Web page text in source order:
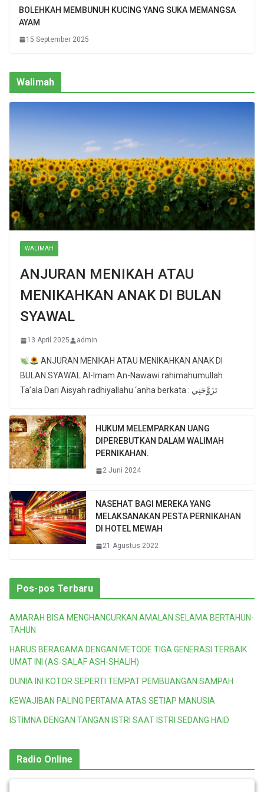
BOLEHKAH MEMBUNUH KUCING YANG SUKA MEMANGSA
AYAM
15 September 2025
Walimah
WALIMAH
ANJURAN MENIKAH ATAU
MENIKAHKAN ANAK DI BULAN
SYAWAL
13 April 2025 admin
ANJURAN MENIKAH ATAU MENIKAHKAN ANAK DI
BULAN SYAWAL Al-Imam An-Nawawi rahimahumullah
Ta’ala Dari Aisyah radhiyallahu ‘anha berkata : تَزَوَّجَنِي
HUKUM MELEMPARKAN UANG
DIPEREBUTKAN DALAM WALIMAH
PERNIKAHAN.
2 Juni 2024
NASEHAT BAGI MEREKA YANG
MELAKSANAKAN PESTA PERNIKAHAN
DI HOTEL MEWAH
21 Agustus 2022
Pos-pos Terbaru
AMARAH BISA MENGHANCURKAN AMALAN SELAMA BERTAHUN-
TAHUN
HARUS BERAGAMA DENGAN METODE TIGA GENERASI TERBAIK
UMAT INI (AS-SALAF ASH-SHALIH)
DUNIA INI KOTOR SEPERTI TEMPAT PEMBUANGAN SAMPAH
KEWAJIBAN PALING PERTAMA ATAS SETIAP MANUSIA
ISTIMNA DENGAN TANGAN ISTRI SAAT ISTRI SEDANG HAID
Radio Online